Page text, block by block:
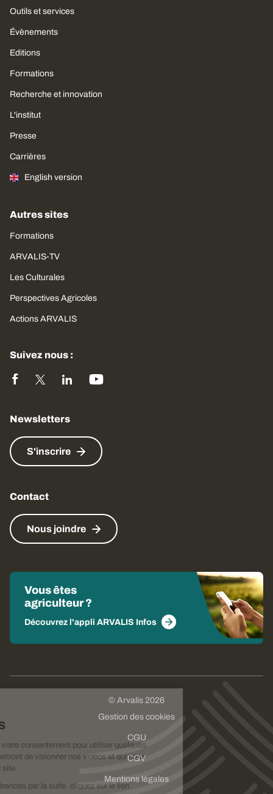
Nous avons besoin de votre consentement pour utiliser quelques
cookies qui vous permettront de visionner nos vidéos et qui nous
aideront à améliorer ce site.
Pour modifier vos préférences par la suite, cliquez sur le lien
Outils et services
Évènements
Editions
Formations
Recherche et innovation
L'institut
Presse
Carrières
English version
Autres sites
Formations
ARVALIS-TV
Les Culturales
Perspectives Agricoles
Actions ARVALIS
Suivez nous :
Newsletters
S'inscrire
Contact
Nous joindre
Vous êtes
agriculteur ?
Découvrez l'appli ARVALIS Infos
© Arvalis 2026
Gestion des cookies
CGU
CGV
Mentions légales